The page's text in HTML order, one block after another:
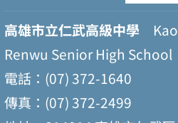
高雄市立仁武高級中學
Renwu Senior High School
電話：(07) 372-1640
傳真：(07) 372-2499